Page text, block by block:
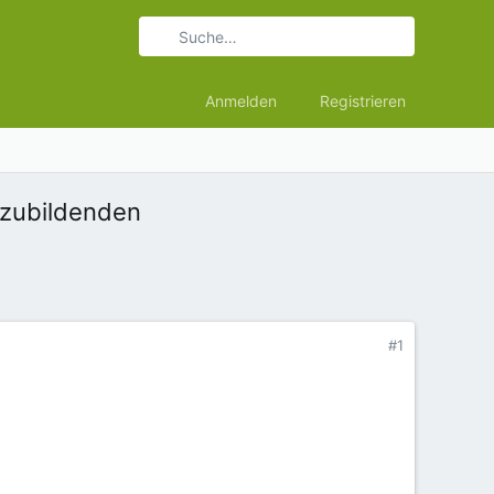
Anmelden Registrieren
#1